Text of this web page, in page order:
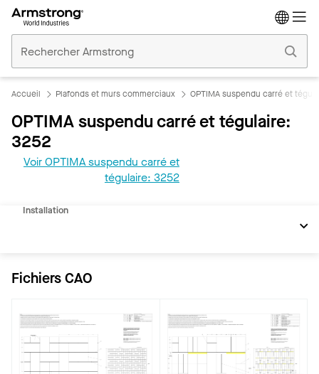
Plafonds
Commerciaux
Accueil Plafonds et murs commerciaux OPTIMA suspendu carré et
OPTIMA suspendu carré et tégulaire:
3252
Voir OPTIMA suspendu carré et
tégulaire: 3252
REVIT
Installation
Fichiers CAO